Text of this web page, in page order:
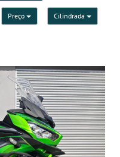
Preço Cilindrada